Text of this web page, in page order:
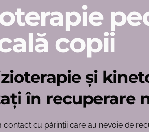
copii
și
în recuperare
contact cu părinții care au nevoie de